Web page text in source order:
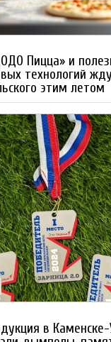
Пицца» и
технологий
этим летом
в